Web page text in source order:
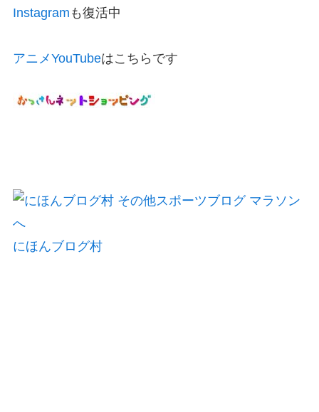
Instagram も復活中
アニメYouTubeはこちらです
にほんブログ村